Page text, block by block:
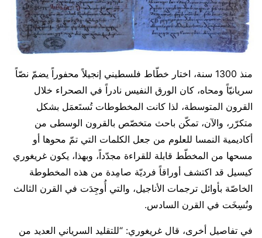
منذ 1300 سنة، اختار خطّاط فلسطيني إنجيلاً محفوراً يضمّ نصّاً
سريانيّاً ومحاه، كان الورق النفيس نادراً في الصحراء خلال
القرون المتوسطة، لذا كانت المخطوطات تُستَعمَل بشكل
متكرّر، والآن، تمكّن باحث متخصّص بالقرون الوسطى من
أكاديمية النمسا للعلوم من جعل الكلمات التي تمّ محوها أو
مسحها من المخطّط قابلة للقراءة مجدّداً، وبهذا، يكون غريغوري
كيسيل قد اكتشف أوراقاً فرديّة صامِدة من هذه المخطوطة
الخاصّة بأوائل ترجمات الأناجيل، والتي أُوجِدَت في القرن الثالث
ونُسِخَت في القرن السادس.
في تفاصيل أخرى، قال غريغوري: “للتقليد السرياني العديد من